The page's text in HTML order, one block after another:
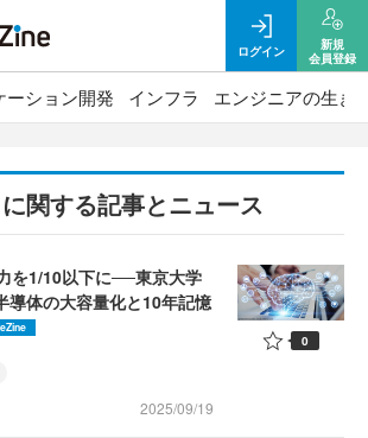
ログイン
新規
会員登録
ーション開発 インフラ エンジニアの生き
に関する記事とニュース
を1/10以下に──東京大学
導体の大容量化と10年記憶
2025/09/19
0